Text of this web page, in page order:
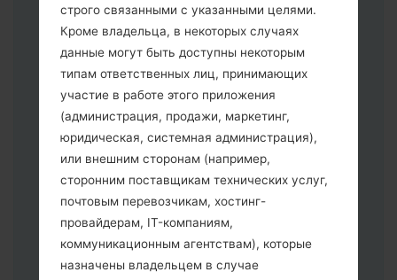
Скачайте на свой ПК:Odin 3.
Далее загрузите и распакуйте файл
прошивки.
Вам необходимо 1 (Выбрать 1 файл
прошивки здесь) или 5 (Выбрать 5
файл прошивки здесь) файлов для
прошивки:
AP: "System & Recovery"
CP: "Modem & Radio"
CSC _ ***: "Country & Region & Operator"
HOME_CSC _ ***: "Country & Region &
строго связанными с указанными целями.
Кроме владельца, в некоторых случаях
данные могут быть доступны некоторым
типам ответственных лиц, принимающих
участие в работе этого приложения
(администрация, продажи, маркетинг,
юридическая, системная администрация),
или внешним сторонам (например,
сторонним поставщикам технических услуг,
почтовым перевозчикам, хостинг-
провайдерам, IT-компаниям,
коммуникационным агентствам), которые
назначены владельцем в случае